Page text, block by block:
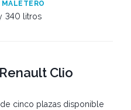
MALETERO
340 litros
Clio
cinco plazas disponible